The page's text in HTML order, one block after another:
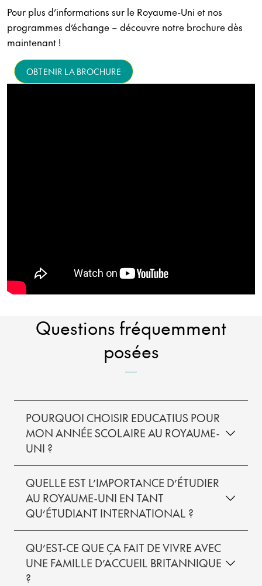
Pour plus d’informations sur le Royaume-Uni et nos
programmes d’échange – découvre notre brochure dès
maintenant !
OBTENIR LA BROCHURE
Questions fréquemment
posées
POURQUOI CHOISIR EDUCATIUS POUR
MON ANNÉE SCOLAIRE AU ROYAUME-
UNI ?
QUELLE EST L’IMPORTANCE D’ÉTUDIER
AU ROYAUME-UNI EN TANT
QU’ÉTUDIANT INTERNATIONAL ?
QU’EST-CE QUE ÇA FAIT DE VIVRE AVEC
UNE FAMILLE D’ACCUEIL BRITANNIQUE
?